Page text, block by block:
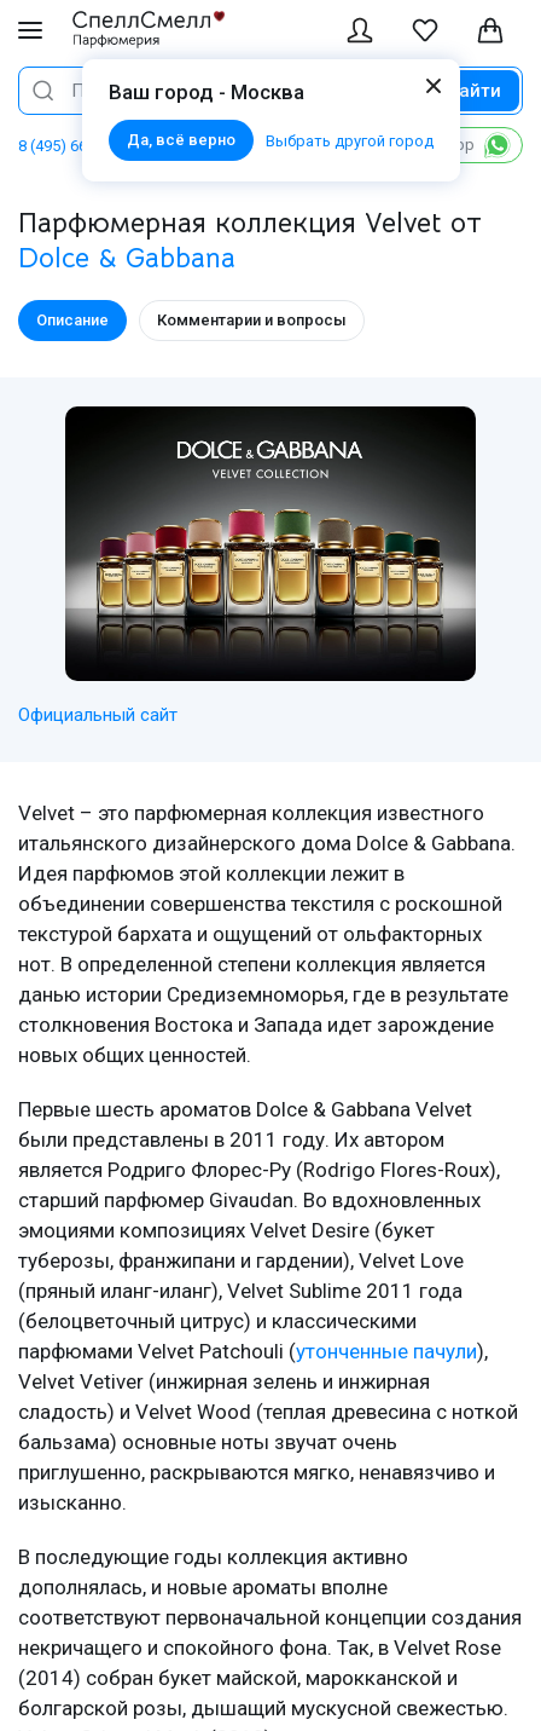
Ваш город - Москва
Да, всё верно Выбрать другой город
Поиск Найти
8 (495) 668 06 02 Написать в WhatsApp
Парфюмерная коллекция Velvet от
Dolce & Gabbana
Описание Комментарии и вопросы
Velvet – это парфюмерная коллекция известного
итальянского дизайнерского дома Dolce & Gabbana.
Идея парфюмов этой коллекции лежит в
объединении совершенства текстиля с роскошной
текстурой бархата и ощущений от ольфакторных
нот. В определенной степени коллекция является
данью истории Средиземноморья, где в результате
столкновения Востока и Запада идет зарождение
новых общих ценностей.
Первые шесть ароматов Dolce & Gabbana Velvet
были представлены в 2011 году. Их автором
является Родриго Флорес-Ру (Rodrigo Flores-Roux),
старший парфюмер Givaudan. Во вдохновленных
эмоциями композициях Velvet Desire (букет
туберозы, франжипани и гардении), Velvet Love
(пряный иланг-иланг), Velvet Sublime 2011 года
(белоцветочный цитрус) и классическими
парфюмами Velvet Patchouli (утонченные пачули),
Velvet Vetiver (инжирная зелень и инжирная
сладость) и Velvet Wood (теплая древесина с ноткой
бальзама) основные ноты звучат очень
приглушенно, раскрываются мягко, ненавязчиво и
изысканно.
В последующие годы коллекция активно
дополнялась, и новые ароматы вполне
соответствуют первоначальной концепции создания
некричащего и спокойного фона. Так, в Velvet Rose
(2014) собран букет майской, марокканской и
болгарской розы, дышащий мускусной свежестью.
Официальный сайт